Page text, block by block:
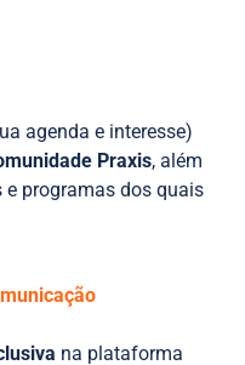
agenda e interesse)
Praxis, além
programas dos quais
na plataforma